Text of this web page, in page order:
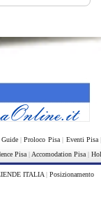
|Proloco Pisa| Eventi Pisa
Pisa | Accomodation Pisa |
ITALIA| Posizionamento